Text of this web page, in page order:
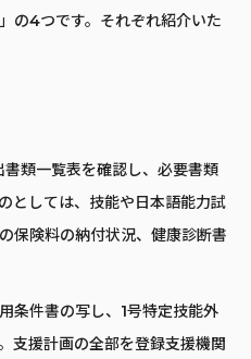
の4つです。それぞれ紹介いた
類一覧表を確認し、必要書類
としては、技能や日本語能力試
保険料の納付状況、健康診断書
条件書の写し、1号特定技能外
支援計画の全部を登録支援機関